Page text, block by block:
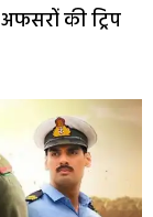
की ट्रिप